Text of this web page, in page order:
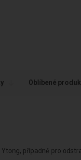
Oblíbené
případně pro